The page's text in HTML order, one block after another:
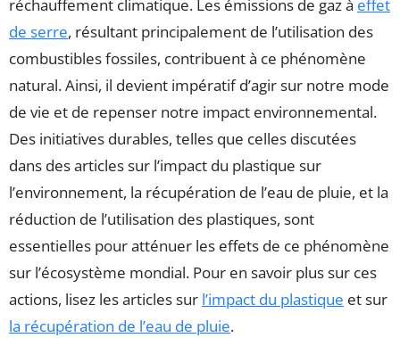
réchauffement climatique. Les émissions de gaz à effet
de serre, résultant principalement de l’utilisation des
combustibles fossiles, contribuent à ce phénomène
natural. Ainsi, il devient impératif d’agir sur notre mode
de vie et de repenser notre impact environnemental.
Des initiatives durables, telles que celles discutées
dans des articles sur l’impact du plastique sur
l’environnement, la récupération de l’eau de pluie, et la
réduction de l’utilisation des plastiques, sont
essentielles pour atténuer les effets de ce phénomène
sur l’écosystème mondial. Pour en savoir plus sur ces
actions, lisez les articles sur l’impact du plastique et sur
la récupération de l’eau de pluie.